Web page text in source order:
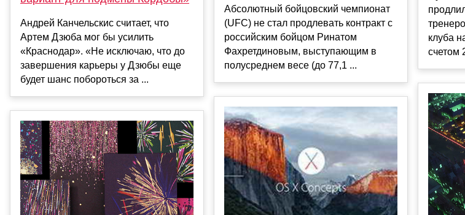
Андрей Канчельскис считает, что
Артем Дзюба мог бы усилить
«Краснодар». «Не исключаю, что до
завершения карьеры у Дзюбы еще
будет шанс побороться за ...
Абсолютный бойцовский чемпионат
(UFC) не стал продлевать контракт с
российским бойцом Ринатом
Фахретдиновым, выступающим в
полусреднем весе (до 77,1 ...
клуба
счетом